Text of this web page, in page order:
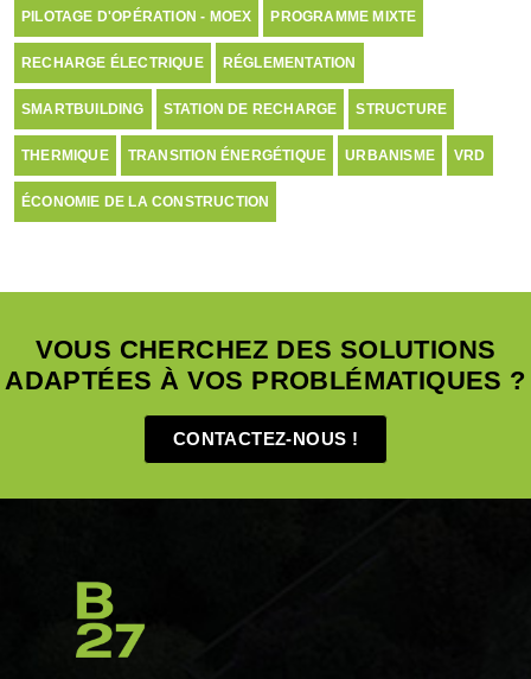
PILOTAGE D'OPÉRATION - MOEX PROGRAMME MIXTE
RECHARGE ÉLECTRIQUE RÉGLEMENTATION
SMARTBUILDING STATION DE RECHARGE STRUCTURE
THERMIQUE TRANSITION ÉNERGÉTIQUE URBANISME VRD
ÉCONOMIE DE LA CONSTRUCTION
VOUS CHERCHEZ DES SOLUTIONS
ADAPTÉES À VOS PROBLÉMATIQUES ?
CONTACTEZ-NOUS !